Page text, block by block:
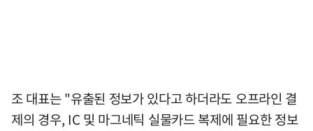
조 대표는 "유출된 정보가 있다고 하더라도 오프라인 결
제의 경우, IC 및 마그네틱 실물카드 복제에 필요한 정보